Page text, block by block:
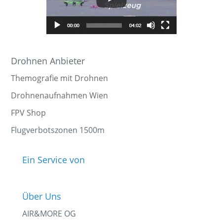
Drohnen Anbieter
Themografie mit Drohnen
Drohnenaufnahmen Wien
FPV Shop
Flugverbotszonen 1500m
Ein Service von
Über Uns
AIR&MORE OG